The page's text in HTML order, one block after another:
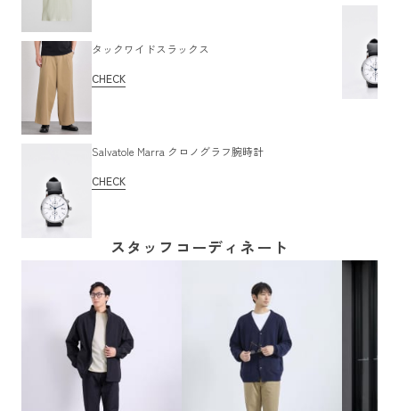
タックワイドスラックス
CHECK
Salvatole Marra クロノグラフ腕時計
CHECK
スタッフコーディネート